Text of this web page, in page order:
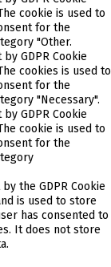
cookie is used to
for the
"Other.
GDPR Cookie
cookies is used to
for the
"Necessary".
GDPR Cookie
cookie is used to
for the
the GDPR Cookie
is used to store
has consented to
It does not store